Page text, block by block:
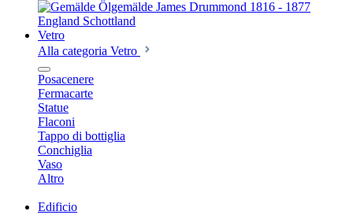
Vetro
Alla categoria Vetro
Posacenere
Fermacarte
Statue
Flaconi
Tappo di bottiglia
Conchiglia
Vaso
Altro
Edificio